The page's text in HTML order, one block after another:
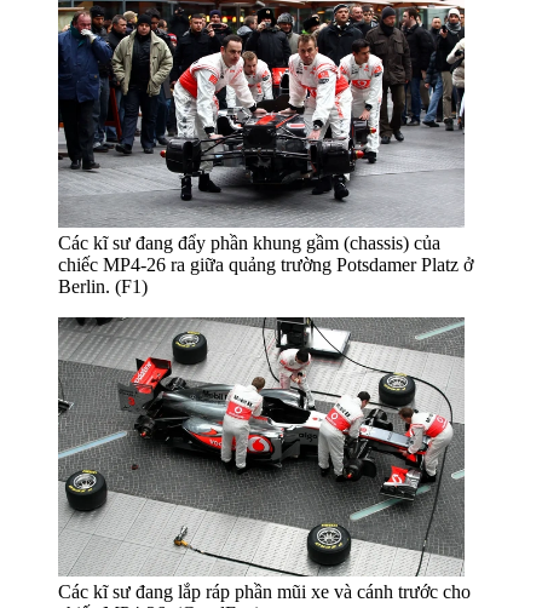
Các kĩ sư đang đẩy phần khung gầm (chassis) của
chiếc MP4-26 ra giữa quảng trường Potsdamer Platz ở
Berlin. (F1)
Các kĩ sư đang lắp ráp phần mũi xe và cánh trước cho